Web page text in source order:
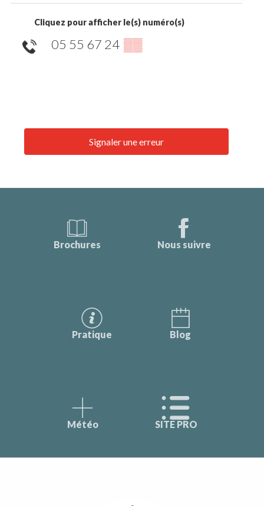
Cliquez pour afficher le(s) numéro(s)
05 55 67 24 ▒▒
Signaler une erreur
Brochures Nous suivre
Pratique Blog
Météo SITE PRO